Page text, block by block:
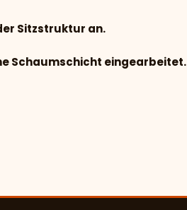
Sitzstruktur an.
Schaumschicht eingearbeitet.